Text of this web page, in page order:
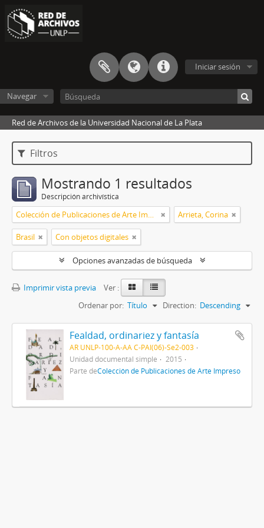
Iniciar sesión
Navegar
Red de Archivos de la Universidad Nacional de La Plata
Filtros
Mostrando 1 resultados
Descripción archivística
Colección de Publicaciones de Arte Impreso Arrieta, Corina
Brasil Con objetos digitales
Opciones avanzadas de búsqueda
Imprimir vista previa
Ver :
Ordenar por: Título Direction: Descending
Fealdad, ordinariez y fantasía
AR UNLP-100-A-AA C-PAI(06)-Se2-003
Unidad documental simple
2015
Parte deColección de Publicaciones de Arte Impreso